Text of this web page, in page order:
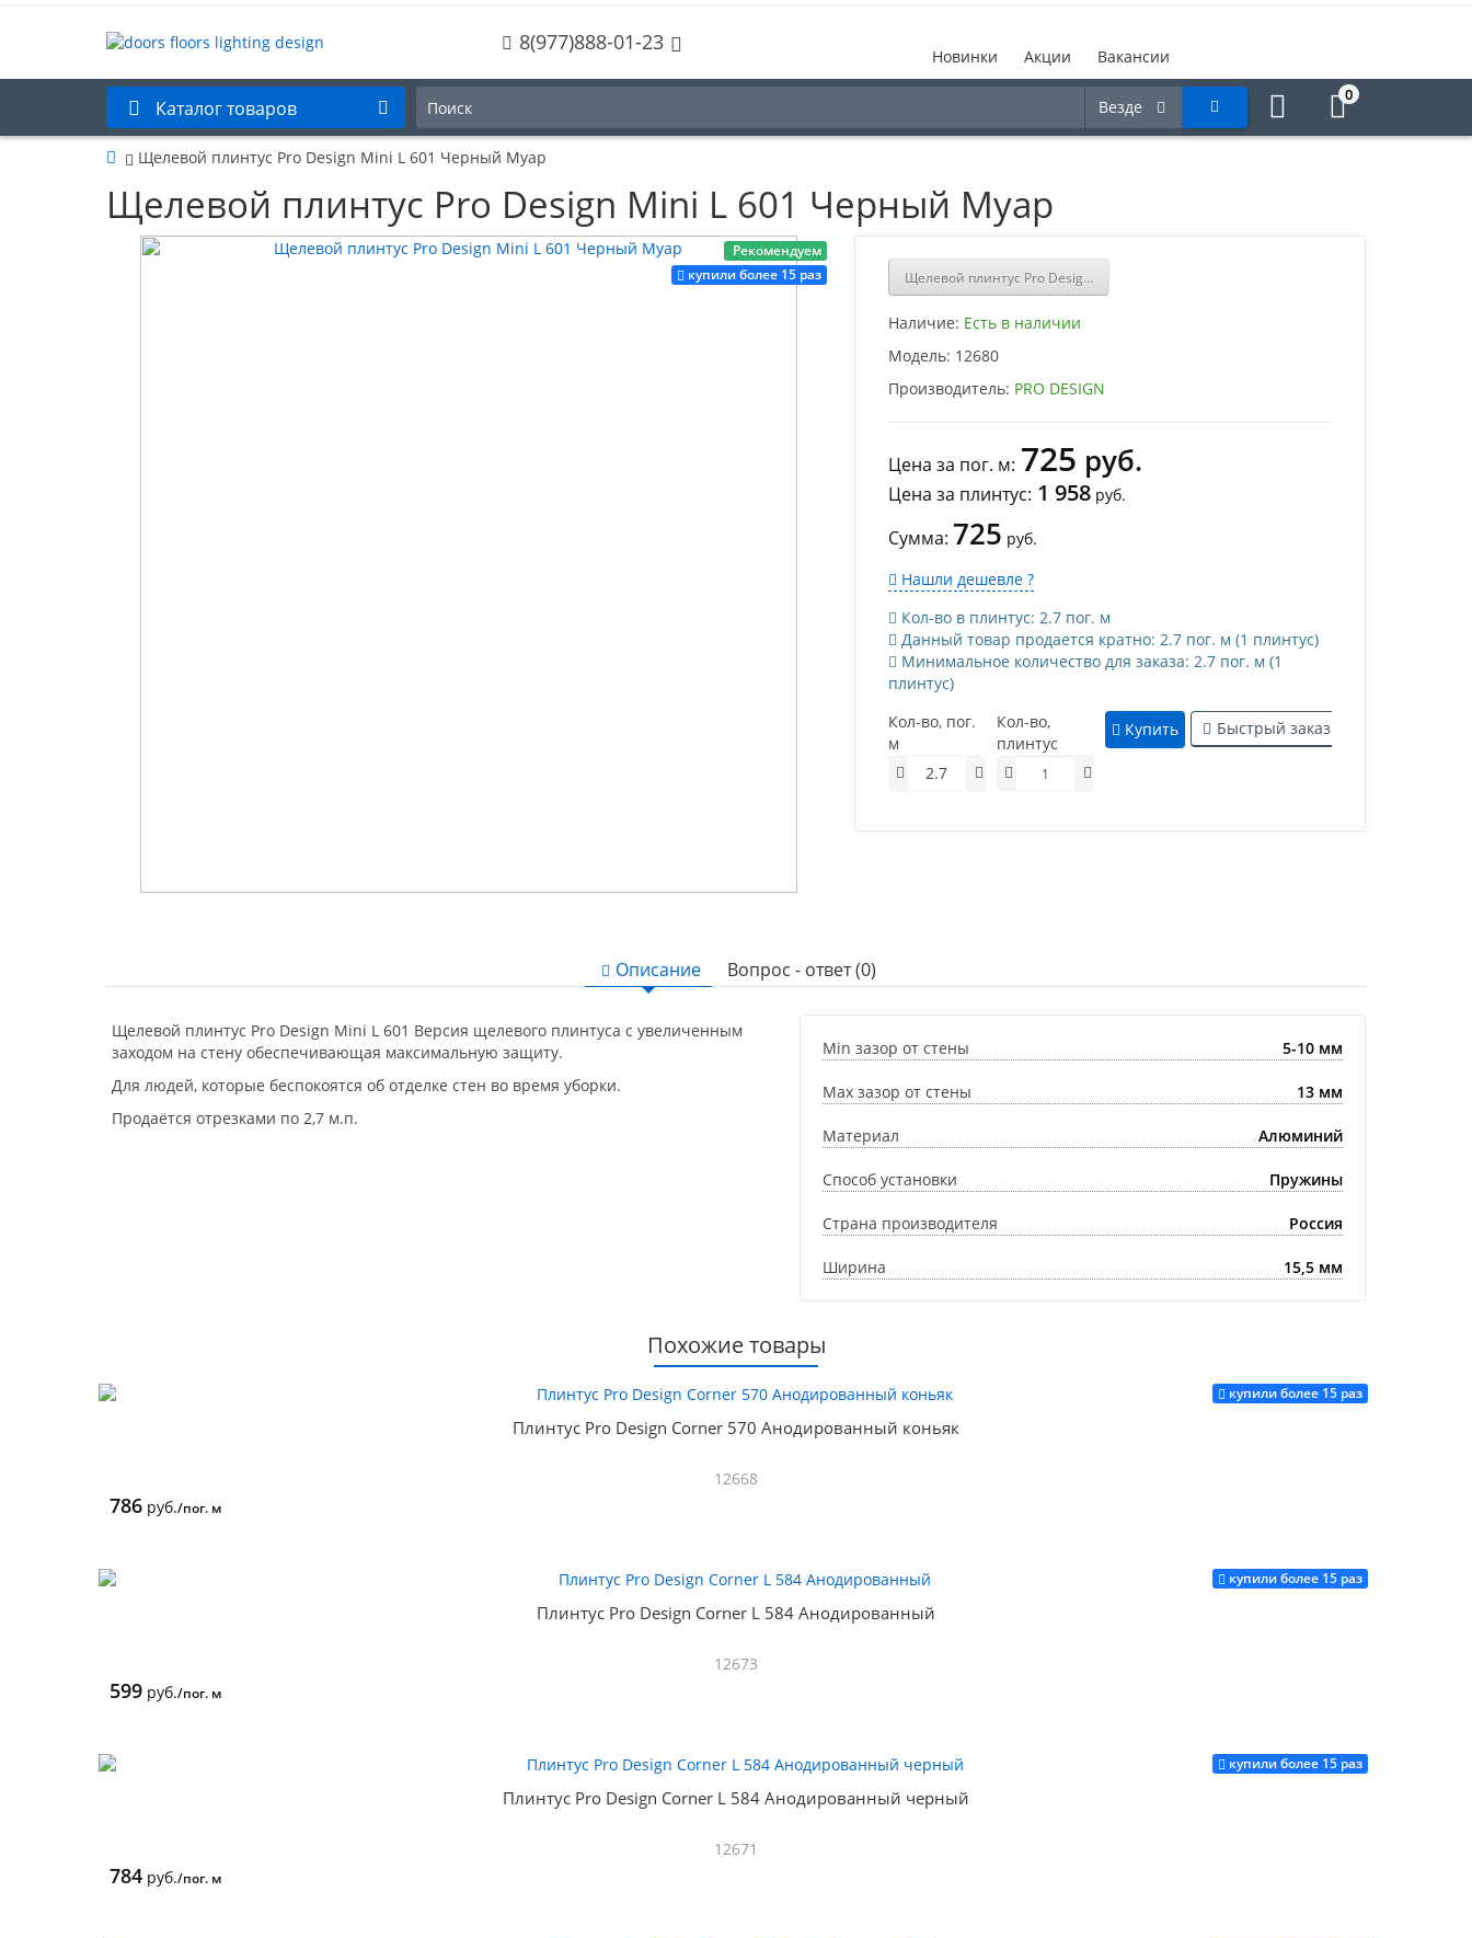
8(977)888-01-23
Новинки Акции Вакансии
Каталог товаров Везде
0
Щелевой плинтус Pro Design Mini L 601 Черный Муар
Щелевой плинтус Pro Design Mini L 601 Черный Муар
Рекомендуем
купили более 15 раз
Щелевой плинтус Pro Design Mini L 601 Анодированный золото
Наличие: Есть в наличии
Модель: 12680
Производитель: PRO DESIGN
Цена за пог. м: 725 руб.
Цена за плинтус: 1 958руб.
Сумма: 725 руб.
Нашли дешевле ?
Кол-во в плинтус: 2.7 пог. м
Данный товар продается кратно: 2.7 пог. м (1 плинтус)
Минимальное количество для заказа: 2.7 пог. м (1
плинтус)
Кол-во, пог.
м
Кол-во,
плинтус
Купить Быстрый заказ
Описание Вопрос - ответ (0)
Щелевой плинтус Pro Design Mini L 601 Версия щелевого плинтуса с увеличенным
заходом на стену обеспечивающая максимальную защиту.
Для людей, которые беспокоятся об отделке стен во время уборки.
Продаётся отрезками по 2,7 м.п.
Min зазор от стены 5-10 мм
Max зазор от стены 13 мм
Материал Алюминий
Способ установки Пружины
Страна производителя Россия
Ширина 15,5 мм
Похожие товары
купили более 15 раз
Плинтус Pro Design Corner 570 Анодированный коньяк
12668
786 руб./пог. м
Купить
купили более 15 раз
Плинтус Pro Design Corner L 584 Анодированный
12673
599 руб./пог. м
Купить
купили более 15 раз
Плинтус Pro Design Corner L 584 Анодированный черный
12671
784 руб./пог. м